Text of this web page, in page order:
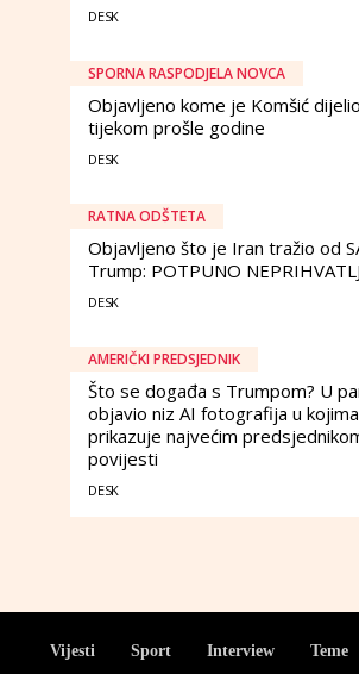
DESK
SPORNA RASPODJELA NOVCA
Objavljeno kome je Komšić
tijekom prošle godine
DESK
RATNA ODŠTETA
Objavljeno što je Iran tražio od
Trump: POTPUNO
DESK
AMERIČKI PREDSJEDNIK
Što se događa s Trumpom? U
objavio niz AI fotografija u
prikazuje najvećim
povijesti
DESK
Vijesti Sport Interview Teme